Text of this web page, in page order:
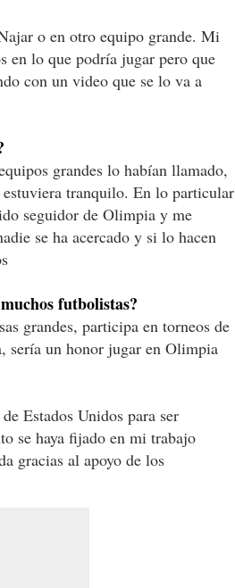
o en otro equipo grande. Mi
en lo que podría jugar pero que
con un video que se lo va a
grandes lo habían llamado,
tranquilo. En lo particular
seguidor de Olimpia y me
se ha acercado y si lo hacen
futbolistas?
grandes, participa en torneos de
sería un honor jugar en Olimpia
Estados Unidos para ser
se haya fijado en mi trabajo
gracias al apoyo de los